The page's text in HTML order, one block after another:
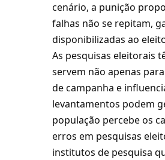
cenário, a punição
falhas não se repitam,
disponibilizadas ao
As pesquisas eleitorais
servem não apenas
de campanha e
levantamentos podem
população percebe os
erros em pesquisas
institutos de pesquisa